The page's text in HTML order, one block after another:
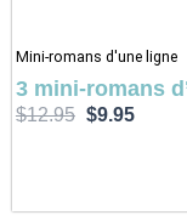
Mini-romans d'une ligne
3 mini-romans
$12.95 $9.95